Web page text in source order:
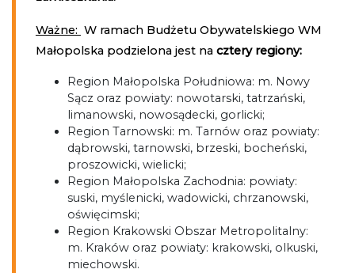
Ważne: W ramach Budżetu Obywatelskiego WM
Małopolska podzielona jest na cztery regiony:
Region Małopolska Południowa: m. Nowy
Sącz oraz powiaty: nowotarski, tatrzański,
limanowski, nowosądecki, gorlicki;
Region Tarnowski: m. Tarnów oraz powiaty:
dąbrowski, tarnowski, brzeski, bocheński,
proszowicki, wielicki;
Region Małopolska Zachodnia: powiaty:
suski, myślenicki, wadowicki, chrzanowski,
oświęcimski;
Region Krakowski Obszar Metropolitalny:
m. Kraków oraz powiaty: krakowski, olkuski,
miechowski.